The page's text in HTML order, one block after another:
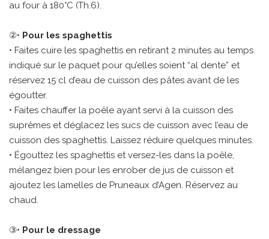
au four à 180°C (Th.6).
②• Pour les spaghettis
• Faites cuire les spaghettis en retirant 2 minutes au temps
indiqué sur le paquet pour qu’elles soient “al dente” et
réservez 15 cl d’eau de cuisson des pâtes avant de les
égoutter.
• Faites chauffer la poêle ayant servi à la cuisson des
suprêmes et déglacez les sucs de cuisson avec l’eau de
cuisson des spaghettis. Laissez réduire quelques minutes.
• Égouttez les spaghettis et versez-les dans la poêle,
mélangez bien pour les enrober de jus de cuisson et
ajoutez les lamelles de Pruneaux d’Agen. Réservez au
chaud.
③• Pour le dressage